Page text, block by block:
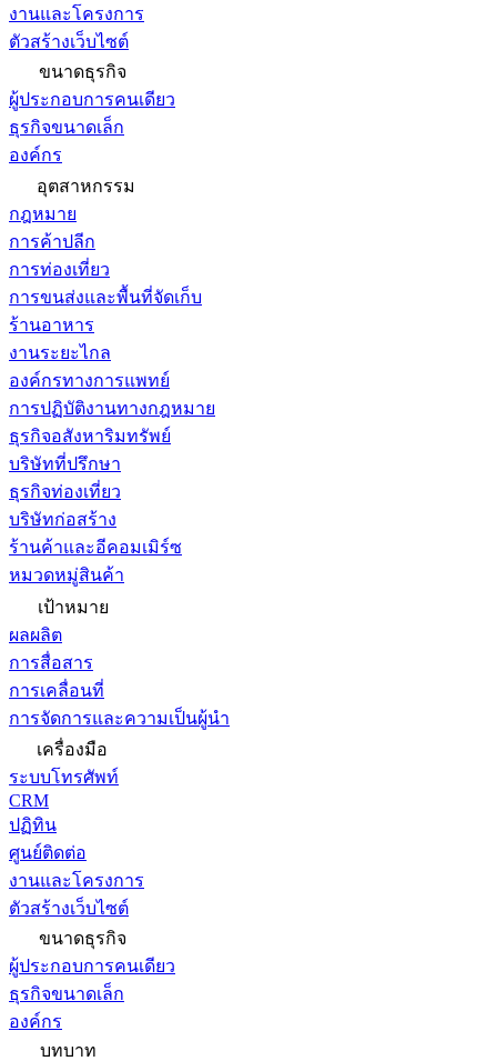
งานและโครงการ
ตัวสร้างเว็บไซต์
ขนาดธุรกิจ
ผู้ประกอบการคนเดียว
ธุรกิจขนาดเล็ก
องค์กร
อุตสาหกรรม
กฎหมาย
การค้าปลีก
การท่องเที่ยว
การขนส่งและพื้นที่จัดเก็บ
ร้านอาหาร
งานระยะไกล
องค์กรทางการแพทย์
การปฏิบัติงานทางกฎหมาย
ธุรกิจอสังหาริมทรัพย์
บริษัทที่ปรึกษา
ธุรกิจท่องเที่ยว
บริษัทก่อสร้าง
ร้านค้าและอีคอมเมิร์ซ
หมวดหมู่สินค้า
เป้าหมาย
ผลผลิต
การสื่อสาร
การเคลื่อนที่
การจัดการและความเป็นผู้นำ
เครื่องมือ
ระบบโทรศัพท์
CRM
ปฏิทิน
ศูนย์ติดต่อ
งานและโครงการ
ตัวสร้างเว็บไซต์
ขนาดธุรกิจ
ผู้ประกอบการคนเดียว
ธุรกิจขนาดเล็ก
องค์กร
บทบาท